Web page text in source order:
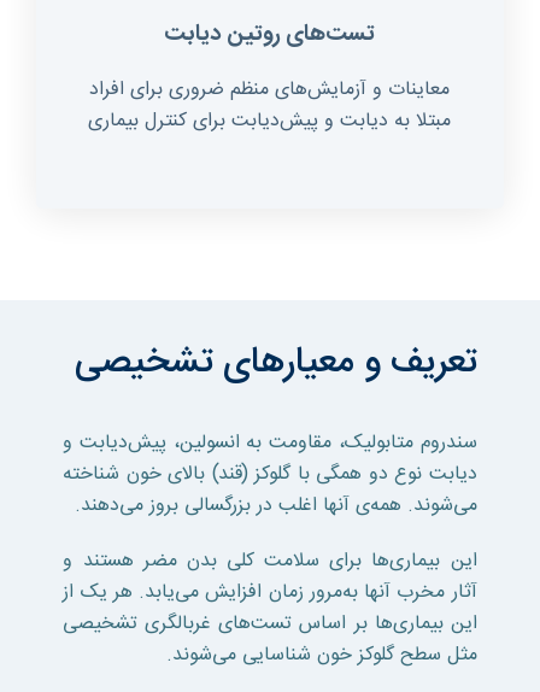
تست‌های روتین دیابت
معاینات و آزمایش‌های منظم ضروری برای افراد
مبتلا به دیابت و پیش‌دیابت برای کنترل بیماری
تعریف و معیار‌های تشخیصی
سندروم متابولیک، مقاومت به انسولین، پیش‌دیابت و
دیابت نوع دو همگی با گلوکز (قند) بالای خون شناخته
می‌شوند. همه‌ی آنها اغلب در بزرگسالی بروز می‌دهند.
این بیماری‌ها برای سلامت کلی بدن مضر هستند و
آثار مخرب آنها به‌مرور زمان افزایش می‌یابد. هر یک از
این بیماری‌ها بر اساس تست‌های غربالگری تشخیصی
مثل سطح گلوکز خون شناسایی می‌شوند.